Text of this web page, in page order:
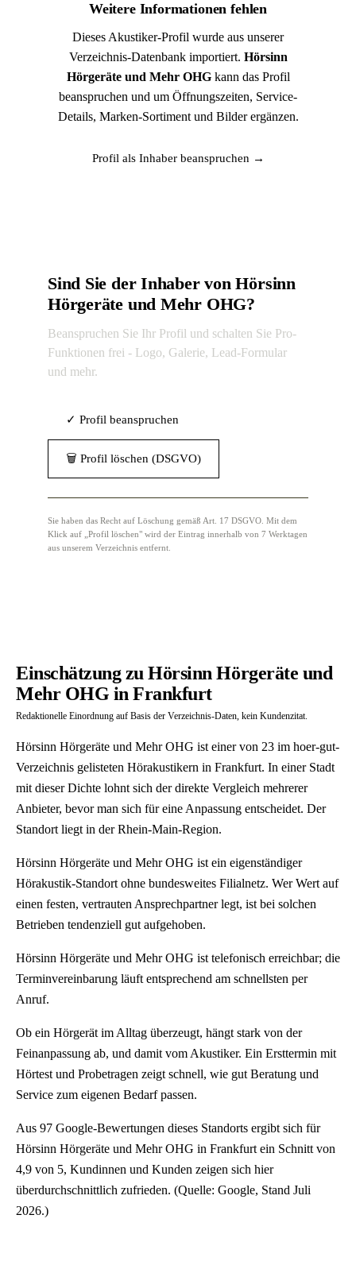
Weitere Informationen fehlen
Dieses Akustiker-Profil wurde aus unserer
Verzeichnis-Datenbank importiert. Hörsinn
Hörgeräte und Mehr OHGkann das Profil
beanspruchen und um Öffnungszeiten, Service-
Details, Marken-Sortiment und Bilder ergänzen.
Profil als Inhaber beanspruchen →
Sind Sie der Inhaber von Hörsinn
Hörgeräte und Mehr OHG?
Beanspruchen Sie Ihr Profil und schalten Sie Pro-
Funktionen frei - Logo, Galerie, Lead-Formular
und mehr.
✓ Profil beanspruchen
🗑 Profil löschen (DSGVO)
Sie haben das Recht auf Löschung gemäß Art. 17 DSGVO. Mit dem
Klick auf „Profil löschen" wird der Eintrag innerhalb von 7 Werktagen
aus unserem Verzeichnis entfernt.
Einschätzung zu Hörsinn Hörgeräte und
Mehr OHG in Frankfurt
Redaktionelle Einordnung auf Basis der Verzeichnis-Daten, kein Kundenzitat.
Hörsinn Hörgeräte und Mehr OHG ist einer von 23 im hoer-gut-
Verzeichnis gelisteten Hörakustikern in Frankfurt. In einer Stadt
mit dieser Dichte lohnt sich der direkte Vergleich mehrerer
Anbieter, bevor man sich für eine Anpassung entscheidet. Der
Standort liegt in der Rhein-Main-Region.
Hörsinn Hörgeräte und Mehr OHG ist ein eigenständiger
Hörakustik-Standort ohne bundesweites Filialnetz. Wer Wert auf
einen festen, vertrauten Ansprechpartner legt, ist bei solchen
Betrieben tendenziell gut aufgehoben.
Hörsinn Hörgeräte und Mehr OHG ist telefonisch erreichbar; die
Terminvereinbarung läuft entsprechend am schnellsten per
Anruf.
Ob ein Hörgerät im Alltag überzeugt, hängt stark von der
Feinanpassung ab, und damit vom Akustiker. Ein Ersttermin mit
Hörtest und Probetragen zeigt schnell, wie gut Beratung und
Service zum eigenen Bedarf passen.
Aus 97 Google-Bewertungen dieses Standorts ergibt sich für
Hörsinn Hörgeräte und Mehr OHG in Frankfurt ein Schnitt von
4,9 von 5, Kundinnen und Kunden zeigen sich hier
überdurchschnittlich zufrieden. (Quelle: Google, Stand Juli
2026.)